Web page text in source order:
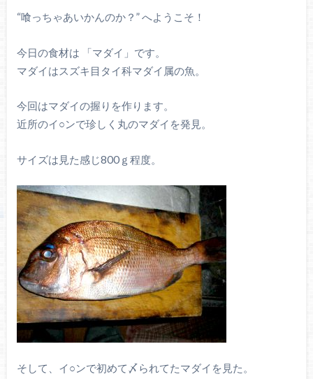
“喰っちゃあいかんのか？” へようこそ！
今日の食材は 「マダイ」です。
マダイはスズキ目タイ科マダイ属の魚。
今回はマダイの握りを作ります。
近所のイ○ンで珍しく丸のマダイを発見。
サイズは見た感じ800ｇ程度。
そして、イ○ンで初めて〆られてたマダイを見た。